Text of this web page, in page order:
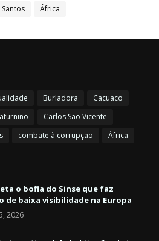
África
Burladora
Cacuaco
Carlos São Vicente
combate à corrupção África
o bofia do Sinse que faz
de baixa visibilidade na Europa
2026